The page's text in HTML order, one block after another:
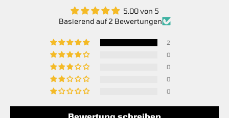
5.00 von 5
Basierend auf 2 Bewertungen
2
0
0
0
0